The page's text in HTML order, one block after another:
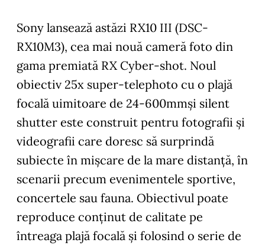
Sony lansează astăzi RX10 III (DSC-
RX10M3), cea mai nouă cameră foto din
gama premiată RX Cyber-shot. Noul
obiectiv 25x super-telephoto cu o plajă
focală uimitoare de 24-600mmși silent
shutter este construit pentru fotografii și
videografii care doresc să surprindă
subiecte în mișcare de la mare distanță, în
scenarii precum evenimentele sportive,
concertele sau fauna. Obiectivul poate
reproduce conținut de calitate pe
întreaga plajă focală și folosind o serie de